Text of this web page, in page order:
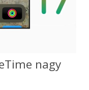
nagy